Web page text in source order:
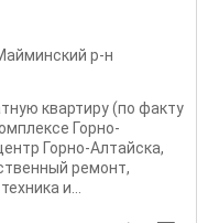
р-н
квартиру (по факту
Горно-
Горно-Алтайска,
ремонт,
и...